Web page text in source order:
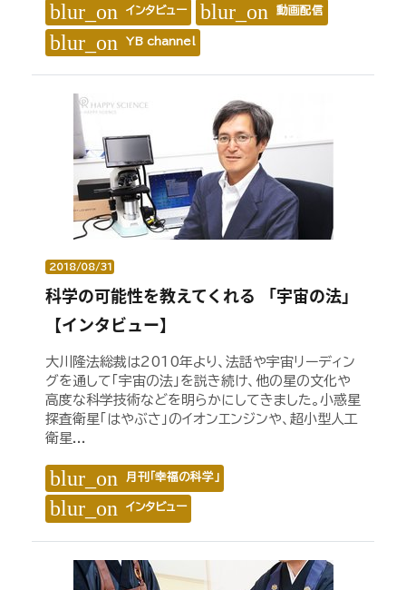
blur_on インタビュー blur_on 動画配信
blur_on YB channel
2018/08/31
科学の可能性を教えてくれる 「宇宙の法」
【インタビュー】
大川隆法総裁は2010年より、法話や宇宙リーディン
グを通して「宇宙の法」を説き続け、他の星の文化や
高度な科学技術などを明らかにしてきました。小惑星
探査衛星「はやぶさ」のイオンエンジンや、超小型人工
衛星...
blur_on 月刊「幸福の科学」
blur_on インタビュー